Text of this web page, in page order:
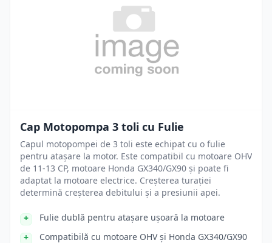
Cap Motopompa 3 toli cu Fulie
Capul motopompei de 3 toli este echipat cu o fulie
pentru atașare la motor. Este compatibil cu motoare OHV
de 11-13 CP, motoare Honda GX340/GX90 și poate fi
adaptat la motoare electrice. Creșterea turației
determină creșterea debitului și a presiunii apei.
Fulie dublă pentru atașare ușoară la motoare
Compatibilă cu motoare OHV și Honda GX340/GX90